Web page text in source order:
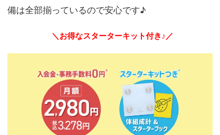
備は全部揃っているので安心です♪
＼お得なスターターキット付き♪／